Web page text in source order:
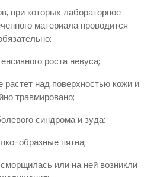
при которых лабораторное
материала проводится
роста невуса;
растет над поверхностью кожи и
травмировано;
синдрома и зуда;
образные пятна;
или на ней возникли